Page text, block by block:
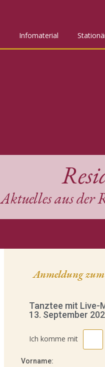
Infomaterial
Aktuelles aus der
Anmeldung
Tanztee mit Live-
13. September
Ich komme mit
Vorname: